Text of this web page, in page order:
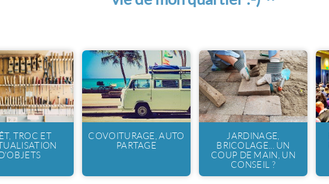
TROC ET
COVOITURAGE, AUTO
PARTAGE
JARDINAGE,
BRICOLAGE... UN
COUP DE MAIN, UN
CONSEIL ?